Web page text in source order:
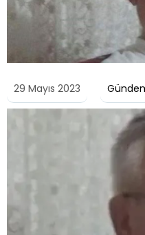
29 Mayıs 2023